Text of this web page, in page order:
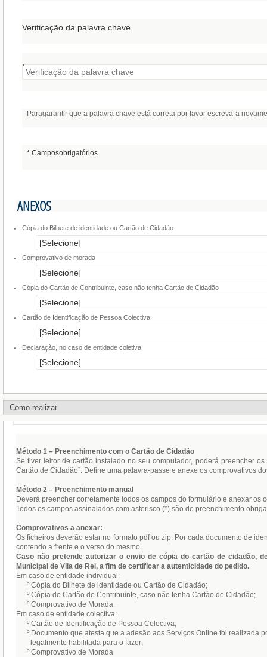
Verificação da palavra chave
*
Paragarantir que a palavra chave está correta por favor escreva-a
* Camposobrigatórios
ANEXOS
Cópia do Bilhete de identidade ou Cartão de Cidadão
Comprovativo de morada
Cópia do Cartão de Contribuinte, caso não tenha Cartão de Cidadão
Cartão de Identificação de Pessoa Colectiva
Declaração, no caso de entidade coletiva
Como realizar
Método 1 – Preenchimento com o Cartão de Cidadão
Se tiver leitor de cartão instalado no seu computador, poderá preencher
Cartão de Cidadão”. Define uma palavra-passe e anexe os comprovativos
Método 2 – Preenchimento manual
Deverá preencher corretamente todos os campos do formulário e anexar os
Todos os campos assinalados com asterisco (*) são de preenchimento
Comprovativos a anexar:
Os ficheiros deverão estar no formato pdf ou zip. Por cada documento de
contendo a frente e o verso do mesmo.
Caso não pretende autorizar o envio de cópia do cartão de cidadão,
Municipal de Vila de Rei, a fim de certificar a autenticidade do pedido.
Em caso de entidade individual:
º Cópia do Bilhete de identidade ou Cartão de Cidadão;
º Cópia do Cartão de Contribuinte, caso não tenha Cartão de Cidadão;
º Comprovativo de Morada.
Em caso de entidade colectiva:
º Cartão de Identificação de Pessoa Colectiva;
º Documento que atesta que a adesão aos Serviços Online foi
legalmente habilitada para o fazer;
º Comprovativo de Morada